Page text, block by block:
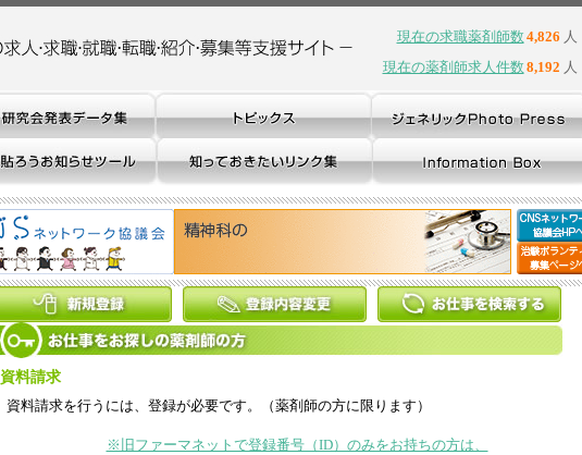
現在の求職薬剤師数 4,826 人
現在の薬剤師求人件数 8,192 人
資料請求
資料請求を行うには、登録が必要です。（薬剤師の方に限ります）
※旧ファーマネットで登録番号（ID）のみをお持ちの方は、